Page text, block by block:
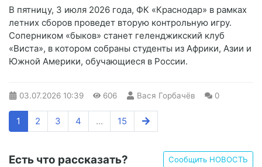
В пятницу, 3 июля 2026 года, ФК «Краснодар» в рамках
летних сборов проведет вторую контрольную игру.
Соперником «быков» станет геленджикский клуб
«Виста», в котором собраны студенты из Африки, Азии и
Южной Америки, обучающиеся в России.
03.07.2026 10:39 606 Вася Горбачёв 0
1 2 3 4 ... 15
Есть что рассказать? Сообщить НОВОСТЬ